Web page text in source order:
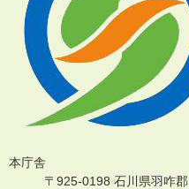
本庁舎
〒925-0198 石川県羽咋郡